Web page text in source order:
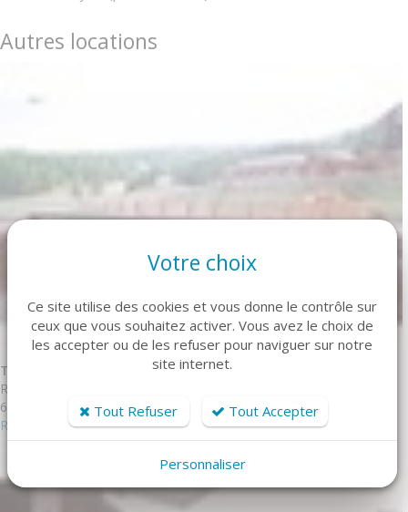
Autres locations
T2 4/6 G Puy-Saint-Vincent
Réf. DBA105
6 personne(s) - 1 chambre(s)
Réserver
Votre choix
Ce site utilise des cookies et vous donne le contrôle sur
ceux que vous souhaitez activer. Vous avez le choix de
les accepter ou de les refuser pour naviguer sur notre
site internet.
Tout Refuser Tout Accepter
Personnaliser